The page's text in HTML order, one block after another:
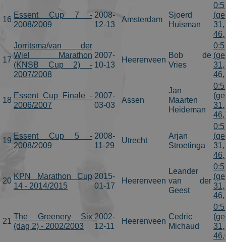
16
Essent Cup 7 -
2008/2009
2008-
12-13
Amsterdam
Sjoerd
Huisman
17
Jorritsma/van der
Wiel Marathon
(KNSB Cup 2) -
2007/2008
2007-
10-13
Heerenveen
Bob de
Vries
18
Essent Cup Finale -
2006/2007
2007-
03-03
Assen
Jan
Maarten
Heideman
19
Essent Cup 5 -
2008/2009
2008-
11-29
Utrecht
Arjan
Stroetinga
20
KPN Marathon Cup
14 - 2014/2015
2015-
01-17
Heerenveen
Leander
van der
Geest
21
The Greenery Six
(dag 2) - 2002/2003
2002-
12-11
Heerenveen
Cedric
Michaud